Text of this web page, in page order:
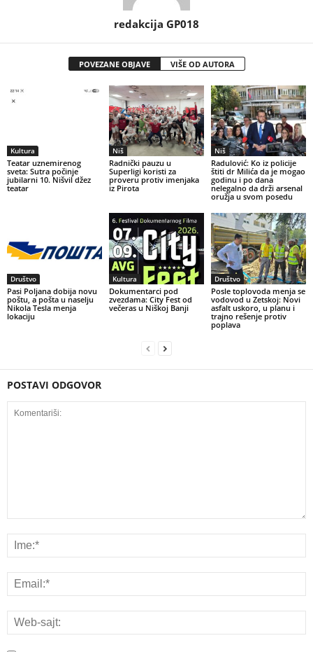
redakcija GP018
POVEZANE OBJAVE VIŠE OD AUTORA
Kultura
Teatar uznemirenog
sveta: Sutra počinje
jubilarni 10. Nišvil džez
teatar
Niš
Radnički pauzu u
Superligi koristi za
proveru protiv imenjaka
iz Pirota
Niš
Radulović: Ko iz policije
štiti dr Milića da je mogao
godinu i po dana
nelegalno da drži arsenal
oružja u svom posedu
Društvo
Pasi Poljana dobija novu
poštu, a pošta u naselju
Nikola Tesla menja
lokaciju
Kultura
Dokumentarci pod
zvezdama: City Fest od
večeras u Niškoj Banji
Društvo
Posle toplovoda menja se
vodovod u Zetskoj: Novi
asfalt uskoro, u planu i
trajno rešenje protiv
poplava
POSTAVI ODGOVOR